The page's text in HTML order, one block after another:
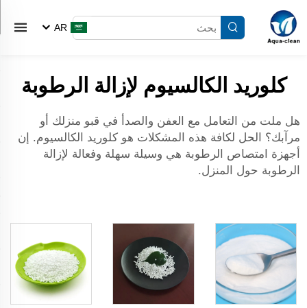
AR
كلوريد الكالسيوم لإزالة الرطوبة
هل ملت من التعامل مع العفن والصدأ في قبو منزلك أو
مرآبك؟ الحل لكافة هذه المشكلات هو كلوريد الكالسيوم. إن
أجهزة امتصاص الرطوبة هي وسيلة سهلة وفعالة لإزالة
الرطوبة حول المنزل.